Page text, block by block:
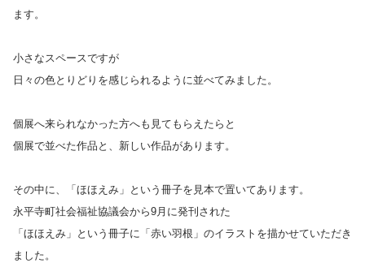
ます。
小さなスペースですが
日々の色とりどりを感じられるように並べてみました。
個展へ来られなかった方へも見てもらえたらと
個展で並べた作品と、新しい作品があります。
その中に、「ほほえみ」という冊子を見本で置いてあります。
永平寺町社会福祉協議会から9月に発刊された
「ほほえみ」という冊子に「赤い羽根」のイラストを描かせていただき
ました。